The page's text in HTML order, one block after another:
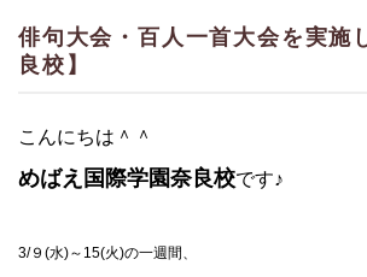
俳句大会・百人一首大会を実施
良校】
こんにちは＾＾
めばえ国際学園奈良校です♪
3/９(水)～15(火)の一週間、